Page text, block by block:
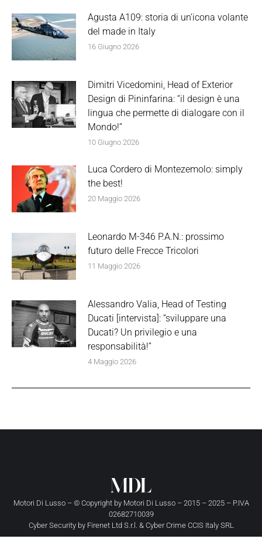
Agusta A109: storia di un’icona volante
del made in Italy
16 Giugno 2026
Dimitri Vicedomini, Head of Exterior
Design di Pininfarina: “il design è una
lingua che permette di dialogare con il
Mondo!”
10 Giugno 2026
Luca Cordero di Montezemolo: simply
the best!
20 Maggio 2026
Leonardo M-346 P.A.N.: prossimo
futuro delle Frecce Tricolori
11 Maggio 2026
Alessandro Valia, Head of Testing
Ducati [intervista]: “sviluppare una
Ducati? Un privilegio e una
responsabilità!”
4 Maggio 2026
Motori Di Lusso – © Copyright by Motori Di Lusso– 2015 – 2025 – P.IVA
02682710039
Cyber Security by Firenet Ltd S.r.l. & Cyber Crime CCIS Italy SRL